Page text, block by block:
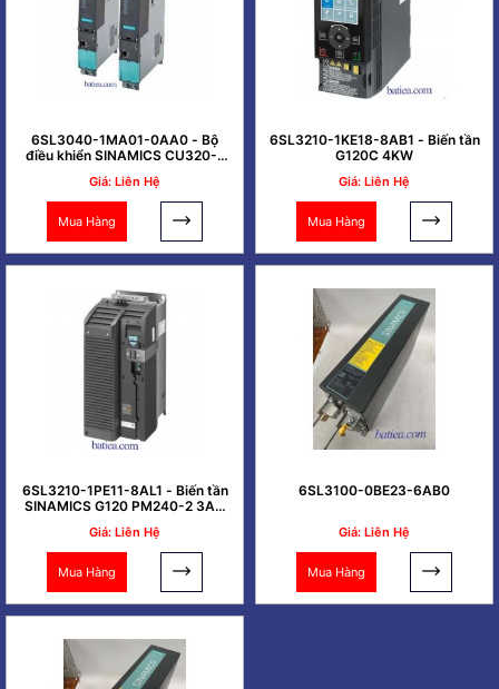
6SL3040-1MA01-0AA0 - Bộ
điều khiển SINAMICS CU320-2
Giá: Liên Hệ
Mua Hàng
6SL3210-1KE18-8AB1 - Biến tần
G120C 4KW
Giá: Liên Hệ
Mua Hàng
6SL3210-1PE11-8AL1 - Biến tần
SINAMICS G120 PM240-2 3AC
Giá: Liên Hệ
Mua Hàng
6SL3100-0BE23-6AB0
Giá: Liên Hệ
Mua Hàng